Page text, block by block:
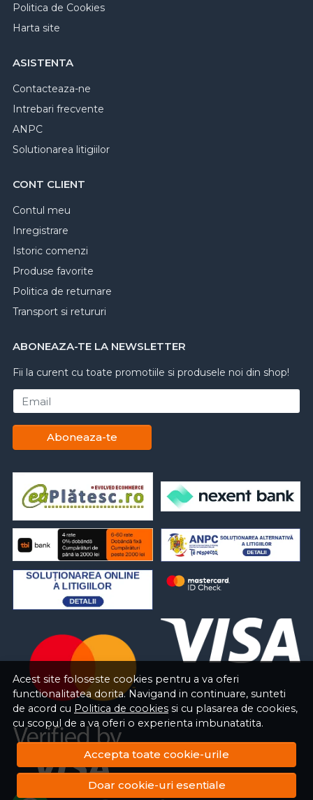
Acest site foloseste cookies pentru a va oferi
functionalitatea dorita. Navigand in continuare, sunteti
de acord cu Politica de cookies si cu plasarea de cookies,
cu scopul de a va oferi o experienta imbunatatita.
Accepta toate cookie-urile
Doar cookie-uri esentiale
Politica de Cookies
Harta site
ASISTENTA
Contacteaza-ne
Intrebari frecvente
ANPC
Solutionarea litigiilor
CONT CLIENT
Contul meu
Inregistrare
Istoric comenzi
Produse favorite
Politica de returnare
Transport si retururi
ABONEAZA-TE LA NEWSLETTER
Fii la curent cu toate promotiile si produsele noi din shop!
Email
Aboneaza-te